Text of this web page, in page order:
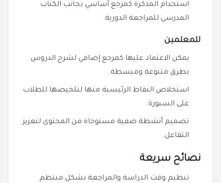
استخدام المذكرة كمرجع أساسي بجانب الكتاب
المدرسي للمراجعة الدورية.
للمعلمين
يمكن الاعتماد عليها كمرجع إضافي لشرح الدروس
بطرق متنوعة ومبسطة.
استخلاص النقاط الرئيسية منها لتلخيصها للطلاب
على السبورة.
تصميم أنشطة صفية مستوحاة من المحتوى لتعزيز
التفاعل.
نصائح سريعة
تنظيم وقت الدراسة والمراجعة بشكل منتظم.